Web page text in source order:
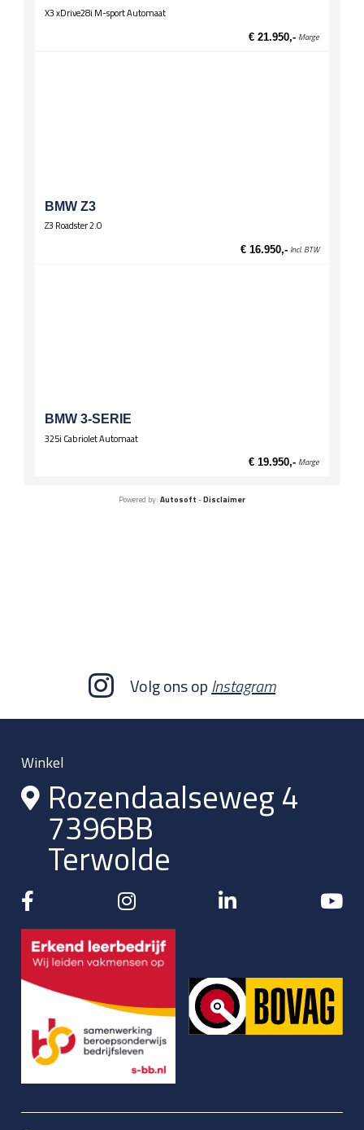
X3 xDrive28i M-sport Automaat
€ 21.950,- Marge
BMW Z3
Z3 Roadster 2.0
€ 16.950,- Incl. BTW
BMW 3-SERIE
325i Cabriolet Automaat
€ 19.950,- Marge
Powered by: Autosoft -Disclaimer
Volg ons opInstagram
Winkel
Rozendaalseweg 4
7396BB
Terwolde